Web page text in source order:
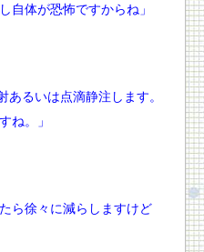
自体が恐怖ですからね」
あるいは点滴静注します。
ね。」
ら徐々に減らしますけど